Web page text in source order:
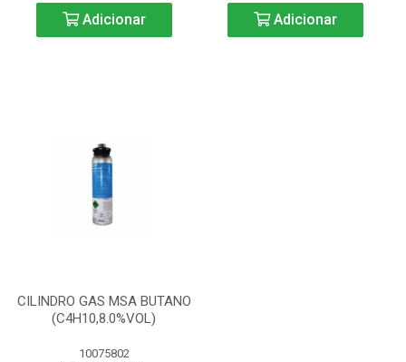
Adicionar Adicionar
CILINDRO GAS MSA BUTANO
(C4H10,8.0%VOL)
10075802